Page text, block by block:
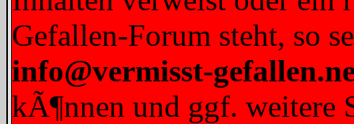
Gefallen-Forum steht, so
info@vermisst-
kÃ¶nnen und ggf. weitere